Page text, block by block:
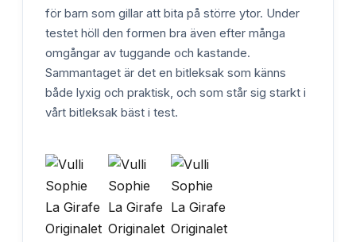
för barn som gillar att bita på större ytor. Under
testet höll den formen bra även efter många
omgångar av tuggande och kastande.
Sammantaget är det en bitleksak som känns
både lyxig och praktisk, och som står sig starkt i
vårt bitleksak bäst i test.